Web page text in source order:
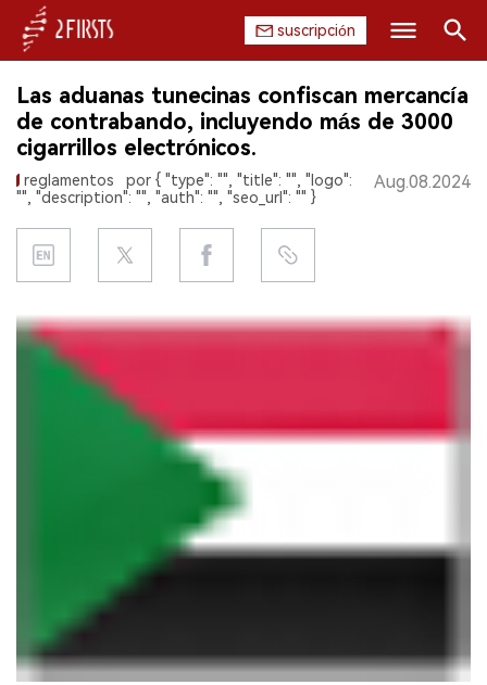
suscripción
INICIO
EMPRESA
REGULACIÓN
CHINA
DATOS
EXPOSICIÓN
Buscar
Las aduanas tunecinas confiscan mercancía
de contrabando, incluyendo más de 3000
cigarrillos electrónicos.
reglamentos
por { "type": "", "title": "", "logo":
"", "description": "", "auth": "", "seo_url": "" }
Aug.08.2024